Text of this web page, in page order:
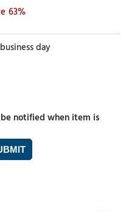
63%
day
notified when item is